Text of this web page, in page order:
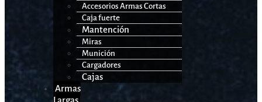
Accesorios Armas Cortas
Caja fuerte
Mantención
Miras
Munición
Cargadores
Cajas
Armas